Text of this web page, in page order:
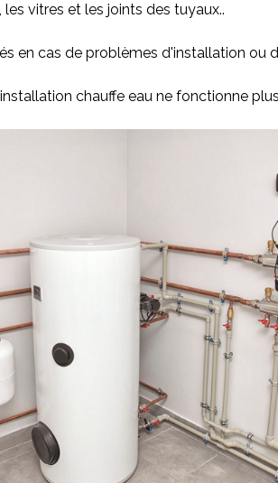
vitres et les joints des tuyaux..
en cas de problèmes d'installation ou
chauffe eau ne fonctionne